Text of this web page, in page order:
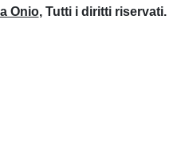
Onio, Tutti i diritti riservati.